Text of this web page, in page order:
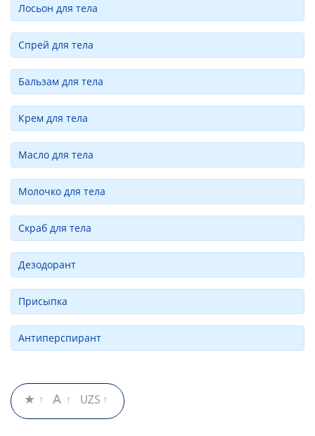
Лосьон для тела
Спрей для тела
Бальзам для тела
Крем для тела
Масло для тела
Молочко для тела
Скраб для тела
Дезодорант
Присыпка
Антиперспирант